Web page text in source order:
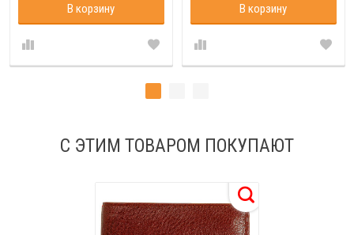
В корзину В корзину
С ЭТИМ ТОВАРОМ ПОКУПАЮТ